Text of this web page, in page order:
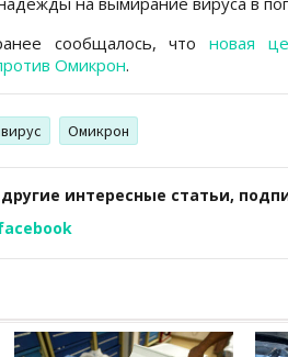
сообщалось, что новая
Омикрон.
Омикрон
интересные статьи,